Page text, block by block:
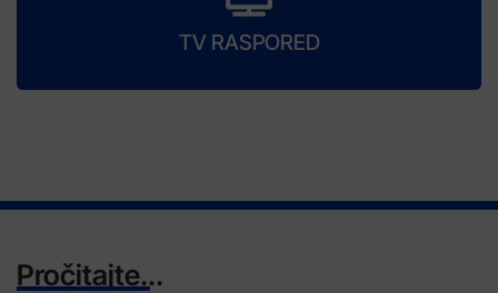
TV RASPORED
Pročitajte...